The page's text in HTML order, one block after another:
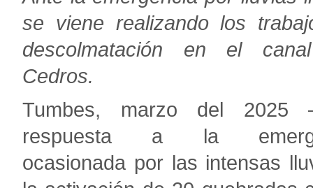
se viene realizando los
descolmatación en el
Cedros.
Tumbes, marzo del 2025
respuesta a la
ocasionada por las intensas